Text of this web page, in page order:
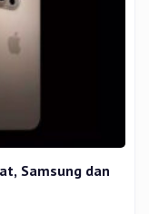
Samsung dan